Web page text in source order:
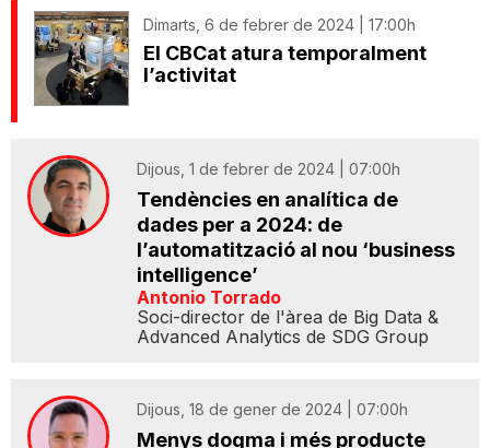
Dimarts, 6 de febrer de 2024 | 17:00h
El CBCat atura temporalment
l’activitat
Dijous, 1 de febrer de 2024 | 07:00h
Tendències en analítica de
dades per a 2024: de
l’automatització al nou ‘business
intelligence’
Antonio Torrado
Soci-director de l'àrea de Big Data &
Advanced Analytics de SDG Group
Dijous, 18 de gener de 2024 | 07:00h
Menys dogma i més producte